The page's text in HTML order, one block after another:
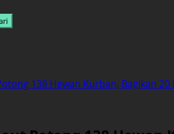
138 Hewan Kurban, Bagikan